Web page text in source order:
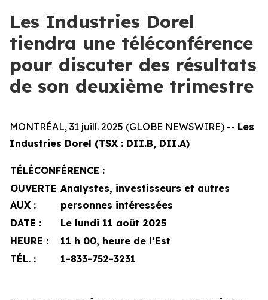
Les Industries Dorel
tiendra une téléconférence
pour discuter des résultats
de son deuxième trimestre
MONTRÉAL, 31 juill. 2025 (GLOBE NEWSWIRE) -- Les
Industries Dorel (TSX : DII.B, DII.A)
TÉLÉCONFÉRENCE :
OUVERTE
AUX :
Analystes, investisseurs et autres
personnes intéressées
DATE :
Le lundi 11 août 2025
HEURE :
11 h 00, heure de l’Est
TÉL. :
1-833-752-3231